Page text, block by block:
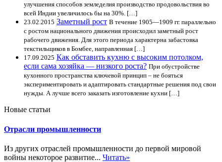
улучшения способов земледелия производство продовольствия во
всей Индии увеличилось бы на 30%. […]
23.02.2015 Заметный рост В течение 1905—1909 гг. параллельно
с ростом национального движения происходил заметный рост
рабочего движения. Для этого периода характерна забастовка
текстильщиков в Бомбее, направленная […]
17.09.2025 Как обставить кухню с высоким потолком,
если сама хозяйка — низкого роста? При обустройстве
кухонного пространства ключевой принцип – не бояться
экспериментировать и адаптировать стандартные решения под свои
нужды. А лучше всего заказать изготовление кухни […]
Новые статьи
Отрасли промышленности
Из других отраслей промышленности до первой мировой
войны некоторое развитие... Читать»